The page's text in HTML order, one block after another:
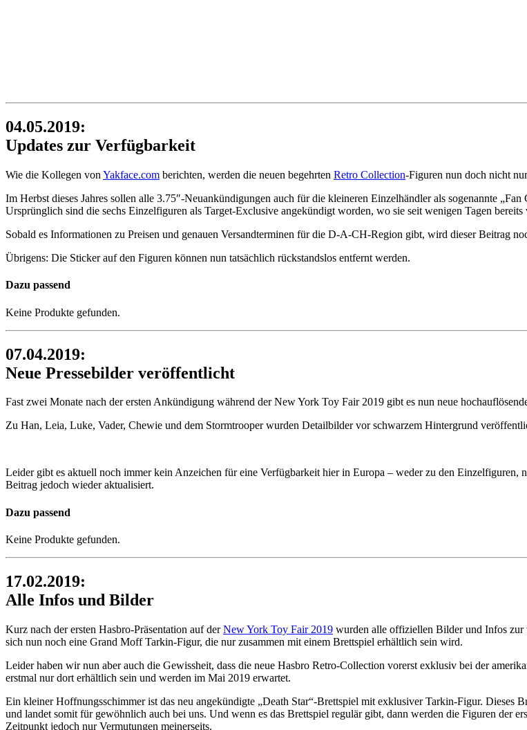
04.05.2019:
Updates zur Verfügbarkeit
Wie die Kollegen von Yakface.com berichten, werden die neuen begehrten Retro Collection-Figuren nun doch nicht
Im Herbst dieses Jahres sollen alle 3.75″-Neuankündigungen auch für die kleineren Einzelhändler als sogenannte
Ursprünglich sind die sechs Einzelfiguren als Target-Exclusive angekündigt worden, wo sie seit wenigen Tagen bereits
Sobald es Informationen zu Preisen und genauen Versandterminen für die D-A-CH-Region gibt, wird dieser Beitrag
Übrigens: Die Sticker auf den Figuren können nun tatsächlich rückstandslos entfernt werden.
Dazu passend
Keine Produkte gefunden.
07.04.2019:
Neue Pressebilder veröffentlicht
Fast zwei Monate nach der ersten Ankündigung während der New York Toy Fair 2019 gibt es nun neue
Zu Han, Leia, Luke, Vader, Chewie und dem Stormtrooper wurden Detailbilder vor schwarzem Hintergrund
Leider gibt es aktuell noch immer kein Anzeichen für eine Verfügbarkeit hier in Europa – weder zu den
Beitrag jedoch wieder aktualisiert.
Dazu passend
Keine Produkte gefunden.
17.02.2019:
Alle Infos und Bilder
Kurz nach der ersten Hasbro-Präsentation auf derNew York Toy Fair 2019 wurden alle offiziellen Bilder und Infos zur
sich nun noch eine Grand Moff Tarkin-Figur, die nur zusammen mit einem Brettspiel erhältlich sein wird.
Leider haben wir nun aber auch die Gewissheit, dass die neue Hasbro Retro-Collection vorerst exklusiv bei der
erstmal nur dort erhältlich sein und werden im Mai 2019 erwartet.
Ein kleiner Hoffnungsschimmer ist das neu angekündigte „Death Star“-Brettspiel mit exklusiver Tarkin-Figur. Dieses
und landet somit für gewöhnlich auch bei uns. Und wenn es das Brettspiel regulär gibt, dann werden die Figuren der
Zeitpunkt jedoch nur Vermutungen meinerseits.